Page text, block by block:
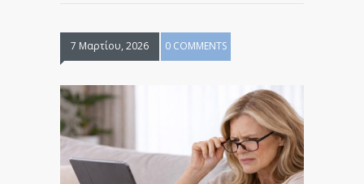
7 Μαρτίου, 2026 0 COMMENTS